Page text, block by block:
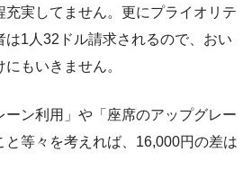
充実してません。更にプライオリテ
は1人32ドル請求されるので、おい
もいきません。
ーン利用」や「座席のアップグレー
と等々を考えれば、16,000円の差は